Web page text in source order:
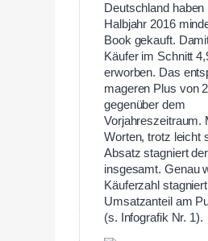
Deutschland haben
Halbjahr 2016
Book gekauft.
Käufer im Schnitt
erworben. Das
mageren Plus von
gegenüber dem
Vorjahreszeitraum.
Worten, trotz leicht
Absatz stagniert
insgesamt. Genau
Käuferzahl
Umsatzanteil am
(s. Infografik Nr. 1).